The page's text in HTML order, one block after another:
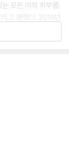
모든 이의 피부를
고 평했다. 2019년
에서 제작, 방영되
년 대선에서 찰스
는 미국이 2차대전
되고, 고립주의와
미국 사회는 급격히
히스테리, 무지,
다. 오직 필립 로